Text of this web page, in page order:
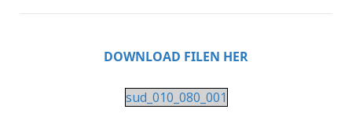
DOWNLOAD FILEN HER
sud_010_080_001